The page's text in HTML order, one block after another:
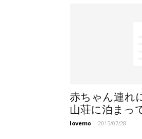
赤ちゃん連れ
山荘に泊まっ
lovemo - 2015/07/28